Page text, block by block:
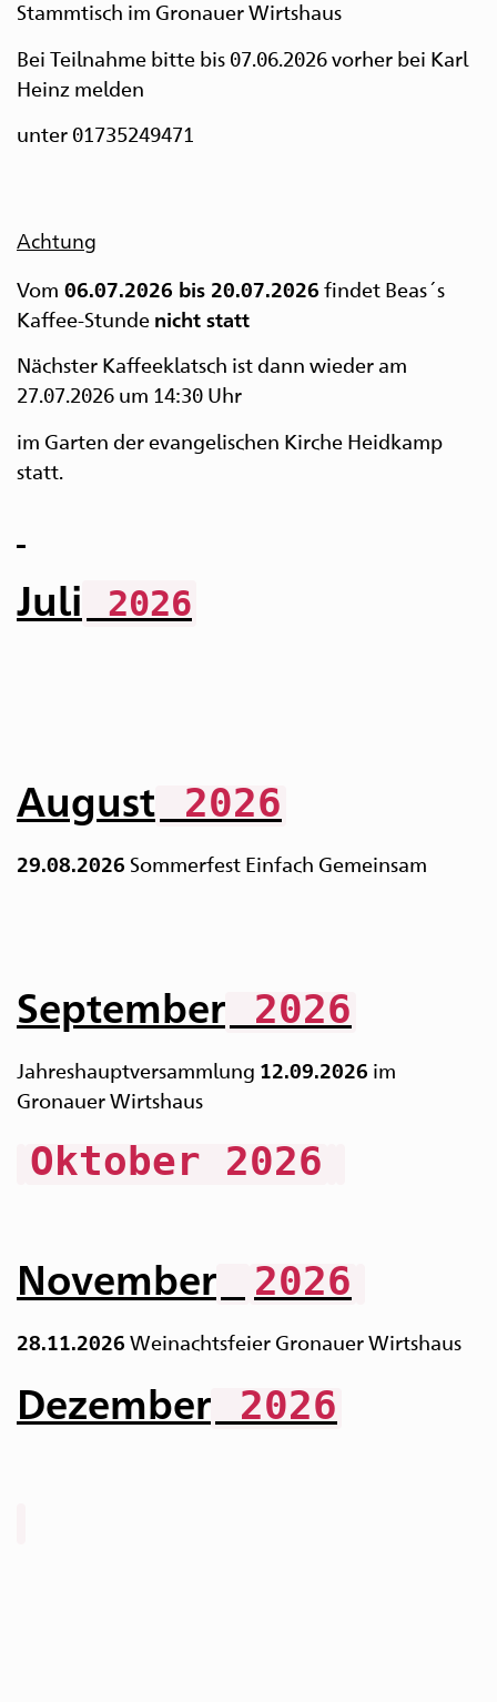
Hauptnavigation
Inhalt
Suche
Seitenanfang
Seitenende
Stammtisch im Gronauer Wirtshaus
Bei Teilnahme bitte bis 07.06.2026 vorher bei Karl
Heinz melden
unter 01735249471
Achtung
Vom 06.07.2026 bis 20.07.2026 findet Beas´s
Kaffee-Stunde nicht statt
Nächster Kaffeeklatsch ist dann wieder am
27.07.2026 um 14:30 Uhr
im Garten der evangelischen Kirche Heidkamp
statt.
Juli 2026
August 2026
29.08.2026 Sommerfest Einfach Gemeinsam
September 2026
Jahreshauptversammlung 12.09.2026 im
Gronauer Wirtshaus
Oktober 2026
November 2026
28.11.2026 Weinachtsfeier Gronauer Wirtshaus
Dezember 2026